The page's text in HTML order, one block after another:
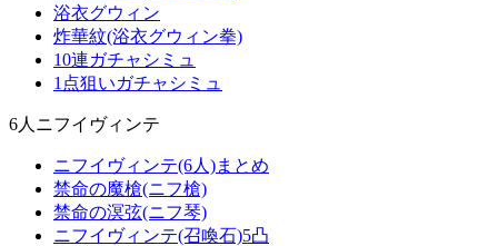
浴衣グウィン
炸華紋(浴衣グウィン拳)
10連ガチャシミュ
1点狙いガチャシミュ
6人ニフイヴィンテ
ニフイヴィンテ(6人)まとめ
禁命の魔槍(ニフ槍)
禁命の溟弦(ニフ琴)
ニフイヴィンテ(召喚石)5凸